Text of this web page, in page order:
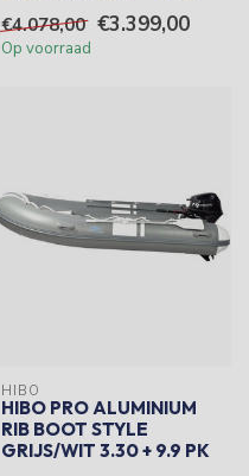
€4.078,00 €3.399,00
Op voorraad
HIBO
HIBO PRO ALUMINIUM
RIB BOOT STYLE
GRIJS/WIT 3.30 + 9.9 PK